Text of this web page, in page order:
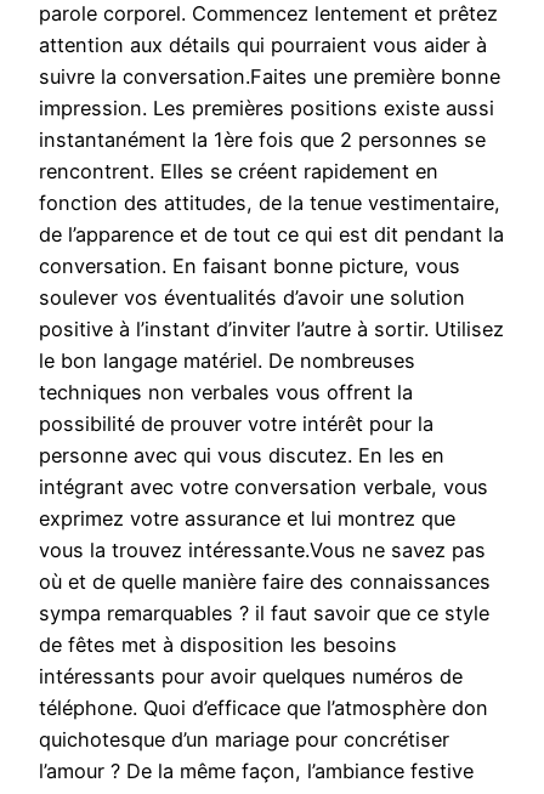
parole corporel. Commencez lentement et prêtez
attention aux détails qui pourraient vous aider à
suivre la conversation.Faites une première bonne
impression. Les premières positions existe aussi
instantanément la 1ère fois que 2 personnes se
rencontrent. Elles se créent rapidement en
fonction des attitudes, de la tenue vestimentaire,
de l’apparence et de tout ce qui est dit pendant la
conversation. En faisant bonne picture, vous
soulever vos éventualités d’avoir une solution
positive à l’instant d’inviter l’autre à sortir. Utilisez
le bon langage matériel. De nombreuses
techniques non verbales vous offrent la
possibilité de prouver votre intérêt pour la
personne avec qui vous discutez. En les en
intégrant avec votre conversation verbale, vous
exprimez votre assurance et lui montrez que
vous la trouvez intéressante.Vous ne savez pas
où et de quelle manière faire des connaissances
sympa remarquables ? il faut savoir que ce style
de fêtes met à disposition les besoins
intéressants pour avoir quelques numéros de
téléphone. Quoi d’efficace que l’atmosphère don
quichotesque d’un mariage pour concrétiser
l’amour ? De la même façon, l’ambiance festive